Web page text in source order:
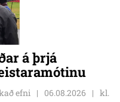
á þrjá
efni 06.08.2026
kl.